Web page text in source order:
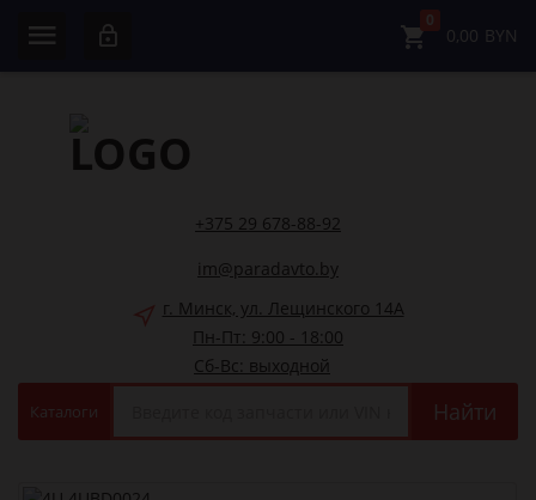
0
0,00 BYN
+375 29 678-88-92
im@paradavto.by
г. Минск, ул. Лещинского 14А
Пн-Пт: 9:00 - 18:00
Сб-Вс: выходной
Каталоги Найти